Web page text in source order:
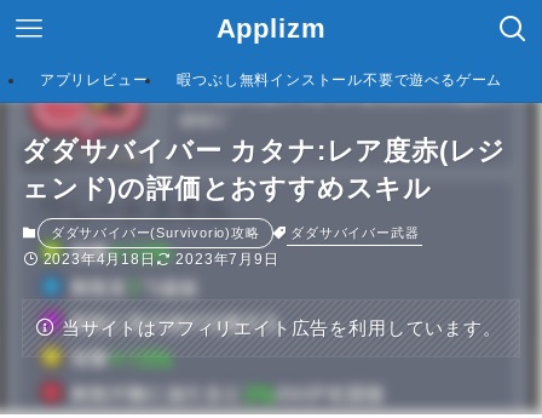
Applizm
アプリレビュー 暇つぶし無料インストール不要で遊べるゲーム
ダダサバイバー カタナ:レア度赤(レジ
ェンド)の評価とおすすめスキル
ダダサバイバー(Survivorio)攻略 ダダサバイバー武器
2023年4月18日 2023年7月9日
当サイトはアフィリエイト広告を利用しています。